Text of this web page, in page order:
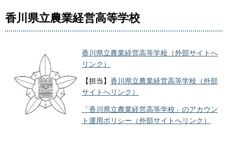
香川県立農業経営高等学校
香川県立農業経営高等学校（外部サイトへ
リンク）
【担当】 香川県立農業経営高等学校（外部
サイトへリンク）
「香川県立農業経営高等学校」のアカウン
ト運用ポリシー（外部サイトへリンク）